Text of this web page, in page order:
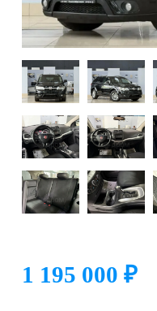
1 195 000 ₽